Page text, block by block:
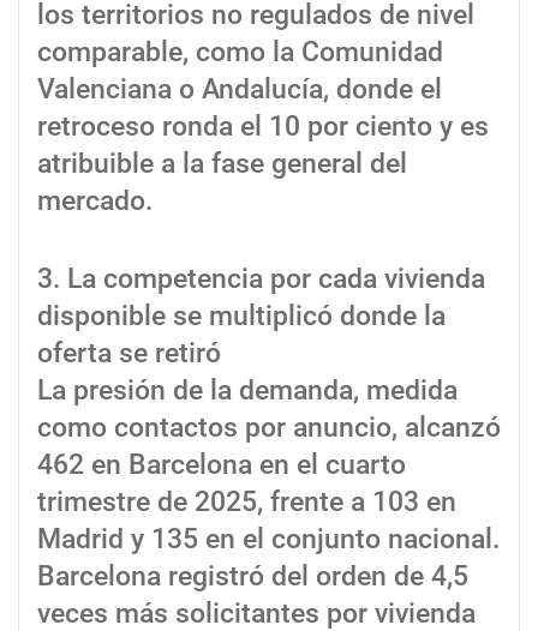
los territorios no regulados de nivel
comparable, como la Comunidad
Valenciana o Andalucía, donde el
retroceso ronda el 10 por ciento y es
atribuible a la fase general del
mercado.
3. La competencia por cada vivienda
disponible se multiplicó donde la
oferta se retiró
La presión de la demanda, medida
como contactos por anuncio, alcanzó
462 en Barcelona en el cuarto
trimestre de 2025, frente a 103 en
Madrid y 135 en el conjunto nacional.
Barcelona registró del orden de 4,5
veces más solicitantes por vivienda